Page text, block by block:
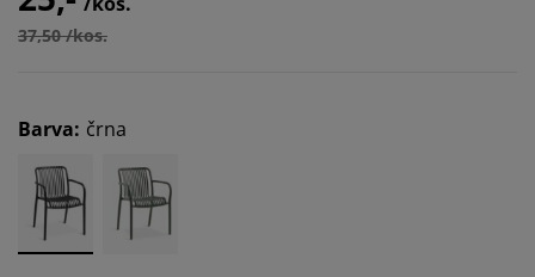
37,50 /kos.
Barva: črna